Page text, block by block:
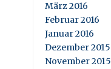
März 2016
Februar 2016
Januar 2016
Dezember 2015
November 2015